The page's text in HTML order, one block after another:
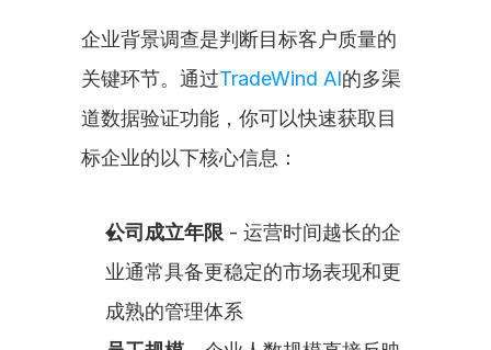
企业背景调查是判断目标客户质量的
关键环节。通过TradeWind AI的多渠
道数据验证功能，你可以快速获取目
标企业的以下核心信息：
公司成立年限 - 运营时间越长的企
业通常具备更稳定的市场表现和更
成熟的管理体系